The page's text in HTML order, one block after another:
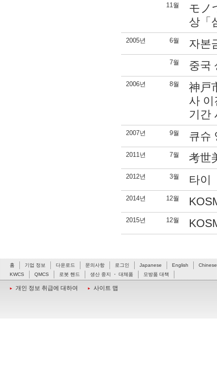
11월
モノ
상「
2005년 6월 자본
7월 중국
2006년 8월
神戸
사 이
기간
2007년 9월 큐슈
2011년 7월 考世
2012년 3월 타이
2014년 12월
2015년 12월
홈 기업 정보 다운로드 문의사항 로그인 Japanese English
Chinese
KWCS
QMCS 로봇 핸드 생산 중지 ・ 대체품 모방품 대책
개인 정보 취급에 대하여 사이트 맵